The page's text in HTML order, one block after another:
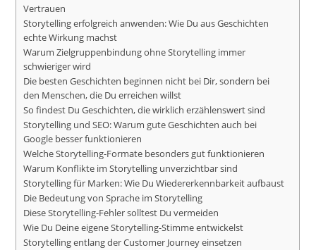
Vertrauen
Storytelling erfolgreich anwenden: Wie Du aus Geschichten
echte Wirkung machst
Warum Zielgruppenbindung ohne Storytelling immer
schwieriger wird
Die besten Geschichten beginnen nicht bei Dir, sondern bei
den Menschen, die Du erreichen willst
So findest Du Geschichten, die wirklich erzählenswert sind
Storytelling und SEO: Warum gute Geschichten auch bei
Google besser funktionieren
Welche Storytelling-Formate besonders gut funktionieren
Warum Konflikte im Storytelling unverzichtbar sind
Storytelling für Marken: Wie Du Wiedererkennbarkeit aufbaust
Die Bedeutung von Sprache im Storytelling
Diese Storytelling-Fehler solltest Du vermeiden
Wie Du Deine eigene Storytelling-Stimme entwickelst
Storytelling entlang der Customer Journey einsetzen